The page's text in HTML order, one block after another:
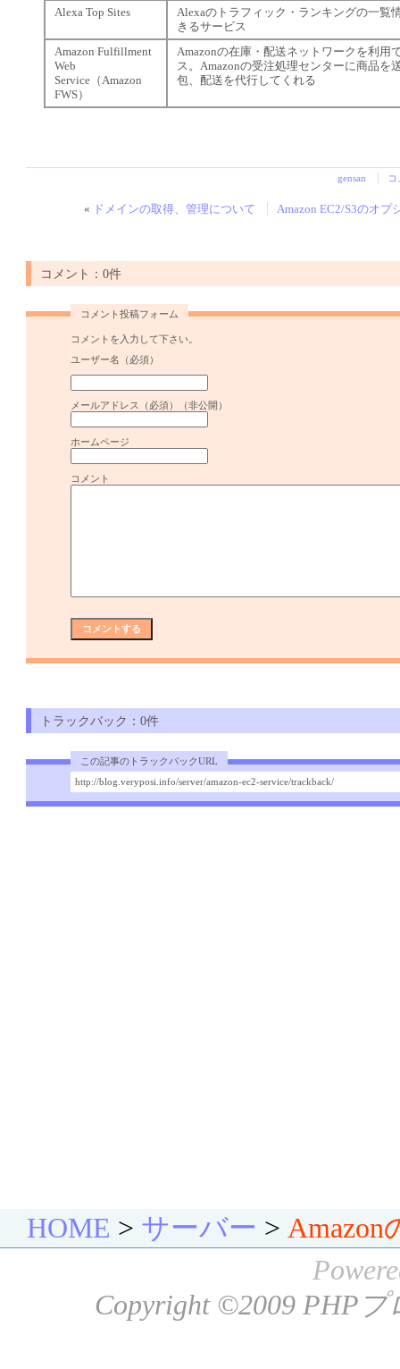
Alexa Top Sites
Alexaのトラフィック・ランキングの一覧
きるサービス
Amazon Fulfillment
Web
Service（Amazon
FWS）
Amazonの在庫・配送ネットワークを利用
ス。Amazonの受注処理センターに商品を
包、配送を代行してくれる
gensan
« ドメインの取得、管理について Amazon EC2/S3のオプ
コメント：0件
コメント投稿フォーム
コメントを入力して下さい。
ユーザー名（必須）
メールアドレス（必須）（非公開）
ホームページ
コメント
トラックバック：0件
この記事のトラックバックURL
http://blog.veryposi.info/server/amazon-ec2-service/trackback/
HOME > サーバー > Amazon
Copyright ©2009 PHPプ